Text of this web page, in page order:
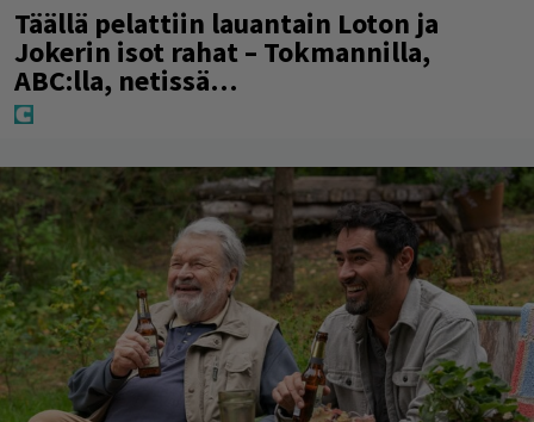
Täällä pelattiin lauantain Loton ja
Jokerin isot rahat – Tokmannilla,
ABC:lla, netissä…